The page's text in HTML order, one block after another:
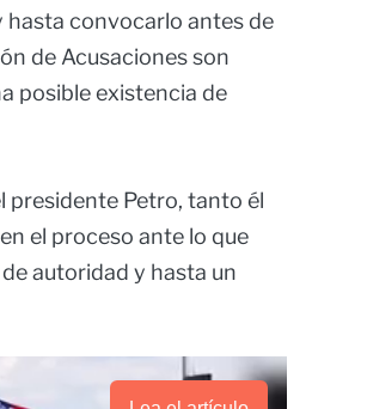
hasta convocarlo antes de
de Acusaciones son
posible existencia de
presidente Petro, tanto él
el proceso ante lo que
autoridad y hasta un